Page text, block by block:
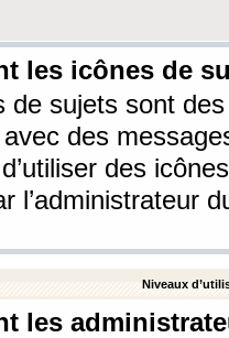
les icônes de
de sujets sont
des
des
l’administrateur
Niveaux
les